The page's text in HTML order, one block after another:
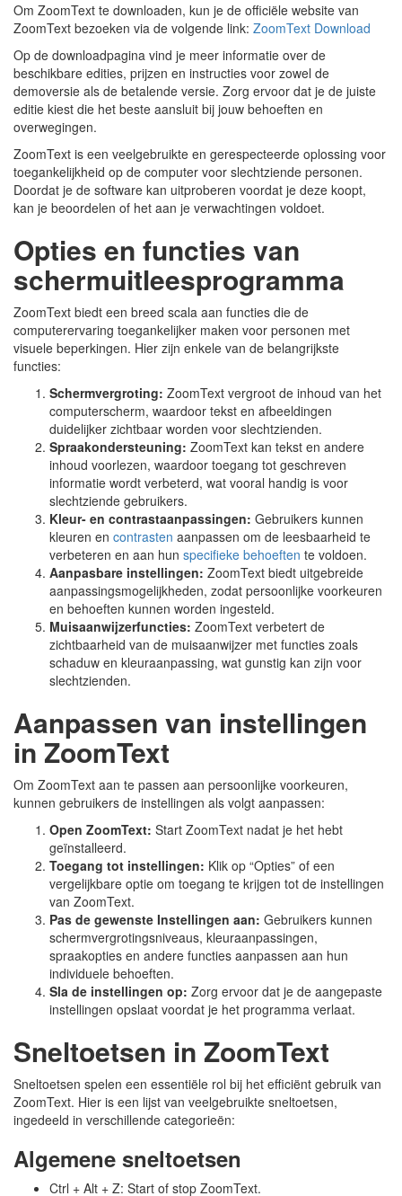
Om ZoomText te downloaden, kun je de officiële website van
ZoomText bezoeken via de volgende link: ZoomText Download
Op de downloadpagina vind je meer informatie over de
beschikbare edities, prijzen en instructies voor zowel de
demoversie als de betalende versie. Zorg ervoor dat je de juiste
editie kiest die het beste aansluit bij jouw behoeften en
overwegingen.
ZoomText is een veelgebruikte en gerespecteerde oplossing voor
toegankelijkheid op de computer voor slechtziende personen.
Doordat je de software kan uitproberen voordat je deze koopt,
kan je beoordelen of het aan je verwachtingen voldoet.
Opties en functies van
schermuitleesprogramma
ZoomText biedt een breed scala aan functies die de
computerervaring toegankelijker maken voor personen met
visuele beperkingen. Hier zijn enkele van de belangrijkste
functies:
Schermvergroting: ZoomText vergroot de inhoud van het
computerscherm, waardoor tekst en afbeeldingen
duidelijker zichtbaar worden voor slechtzienden.
Spraakondersteuning: ZoomText kan tekst en andere
inhoud voorlezen, waardoor toegang tot geschreven
informatie wordt verbeterd, wat vooral handig is voor
slechtziende gebruikers.
Kleur- en contrastaanpassingen: Gebruikers kunnen
kleuren en contrasten aanpassen om de leesbaarheid te
verbeteren en aan hun specifieke behoeften te voldoen.
Aanpasbare instellingen: ZoomText biedt uitgebreide
aanpassingsmogelijkheden, zodat persoonlijke voorkeuren
en behoeften kunnen worden ingesteld.
Muisaanwijzerfuncties: ZoomText verbetert de
zichtbaarheid van de muisaanwijzer met functies zoals
schaduw en kleuraanpassing, wat gunstig kan zijn voor
slechtzienden.
Aanpassen van instellingen
in ZoomText
Om ZoomText aan te passen aan persoonlijke voorkeuren,
kunnen gebruikers de instellingen als volgt aanpassen:
Open ZoomText: Start ZoomText nadat je het hebt
geïnstalleerd.
Toegang tot instellingen: Klik op “Opties” of een
vergelijkbare optie om toegang te krijgen tot de instellingen
van ZoomText.
Pas de gewenste Instellingen aan: Gebruikers kunnen
schermvergrotingsniveaus, kleuraanpassingen,
spraakopties en andere functies aanpassen aan hun
individuele behoeften.
Sla de instellingen op: Zorg ervoor dat je de aangepaste
instellingen opslaat voordat je het programma verlaat.
Sneltoetsen in ZoomText
Sneltoetsen spelen een essentiële rol bij het efficiënt gebruik van
ZoomText. Hier is een lijst van veelgebruikte sneltoetsen,
ingedeeld in verschillende categorieën:
Algemene sneltoetsen
Ctrl + Alt + Z: Start of stop ZoomText.